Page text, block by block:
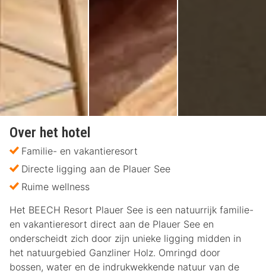
Over het hotel
Familie- en vakantieresort
Directe ligging aan de Plauer See
Ruime wellness
Het BEECH Resort Plauer See is een natuurrijk familie-
en vakantieresort direct aan de Plauer See en
onderscheidt zich door zijn unieke ligging midden in
het natuurgebied Ganzliner Holz. Omringd door
bossen, water en de indrukwekkende natuur van de